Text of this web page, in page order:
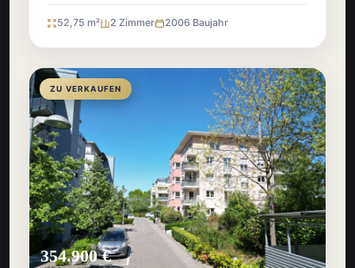
52,75 m² 2 Zimmer 2006 Baujahr
ZU VERKAUFEN
354.900 €